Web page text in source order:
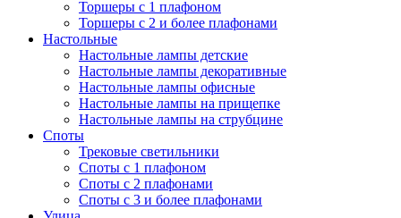
Торшеры с 1 плафоном
Торшеры с 2 и более плафонами
Настольные
Настольные лампы детские
Настольные лампы декоративные
Настольные лампы офисные
Настольные лампы на прищепке
Настольные лампы на струбцине
Споты
Трековые светильники
Споты с 1 плафоном
Споты с 2 плафонами
Споты с 3 и более плафонами